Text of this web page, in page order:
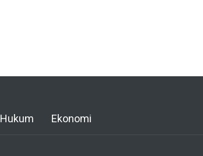
Hukum Ekonomi